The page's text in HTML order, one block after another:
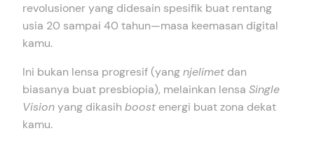
revolusioner yang didesain spesifik buat rentang
usia 20 sampai 40 tahun—masa keemasan digital
kamu.
Ini bukan lensa progresif (yangnjelimet dan
biasanya buat presbiopia), melainkan lensa Single
Visionyang dikasih boost energi buat zona dekat
kamu.